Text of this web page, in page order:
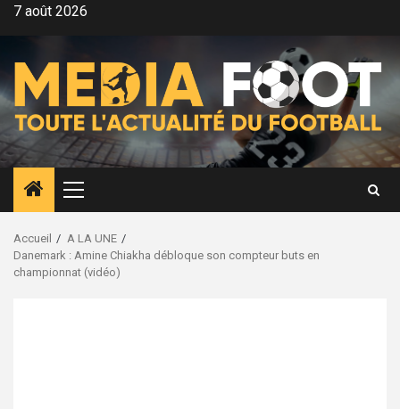
Aller7 août 2026
Menu
principal
Accueil
A LA UNE
Danemark : Amine Chiakha débloque son compteur buts en
championnat (vidéo)